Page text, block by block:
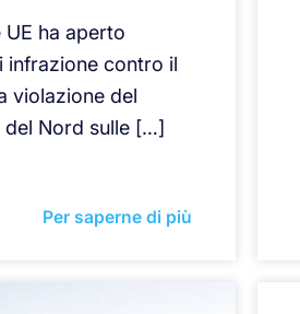
ha aperto
infrazione contro il
violazione del
del Nord sulle […]
Per saperne di più